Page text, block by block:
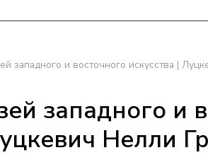
западного и восточного искусства |
западного и
Нелли